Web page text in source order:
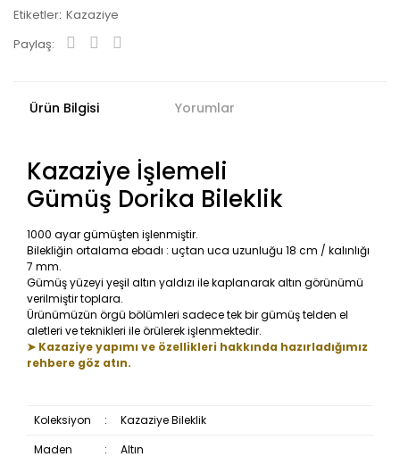
Etiketler Kazaziye
Paylaş:
Ürün Bilgisi Yorumlar
Kazaziye İşlemeli
Gümüş Dorika Bileklik
1000 ayar gümüşten işlenmiştir.
Bilekliğin ortalama ebadı : uçtan uca uzunluğu 18 cm / kalınlığı
7 mm.
Gümüş yüzeyi yeşil altın yaldızı ile kaplanarak altın görünümü
verilmiştir toplara.
Ürünümüzün örgü bölümleri sadece tek bir gümüş telden el
aletleri ve teknikleri ile örülerek işlenmektedir.
➤ Kazaziye yapımı ve özellikleri hakkında hazırladığımız
rehbere göz atın.
Koleksiyon :
Kazaziye Bileklik
Maden
: Altın